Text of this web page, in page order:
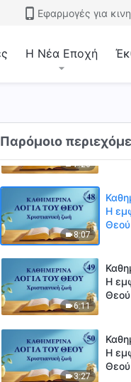
Εφαρμογές για
Η Νέα Εποχή
Παρόμοιο
7:20
Η
8:07
Η
6:11
Η
3:27
Η